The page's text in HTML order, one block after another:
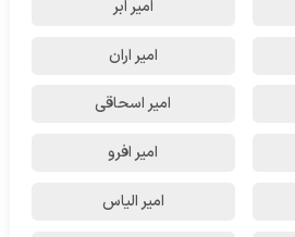
امیر ابر
امیر اران
امیر اسحاقی
امیر افرو
امیر الیاس